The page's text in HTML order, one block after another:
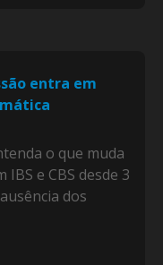
entra em
o que muda
e CBS desde 3
dos